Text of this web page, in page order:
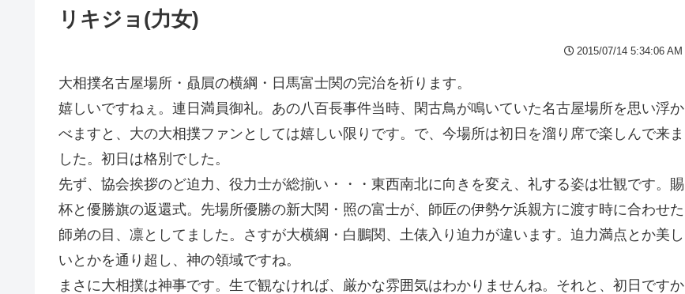
リキジョ(力女)
2015/07/14 5:34:06 AM
大相撲名古屋場所・贔屓の横綱・日馬富士関の完治を祈ります。
嬉しいですねぇ。連日満員御礼。あの八百長事件当時、閑古鳥が鳴いていた名古屋場所を思い浮か
べますと、大の大相撲ファンとしては嬉しい限りです。で、今場所は初日を溜り席で楽しんで来ま
した。初日は格別でした。
先ず、協会挨拶のど迫力、役力士が総揃い・・・東西南北に向きを変え、礼する姿は壮観です。賜
杯と優勝旗の返還式。先場所優勝の新大関・照の富士が、師匠の伊勢ケ浜親方に渡す時に合わせた
師弟の目、凛としてました。さすが大横綱・白鵬関、土俵入り迫力が違います。迫力満点とか美し
いとかを通り超し、神の領域ですね。
まさに大相撲は神事です。生で観なければ、厳かな雰囲気はわかりませんね。それと、初日ですか